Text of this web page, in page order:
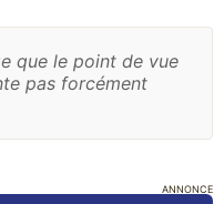
que le point de vue
pas forcément
ANNONCE